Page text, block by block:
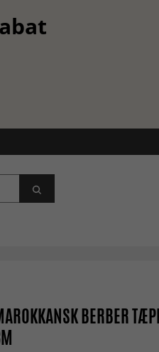
BERBER